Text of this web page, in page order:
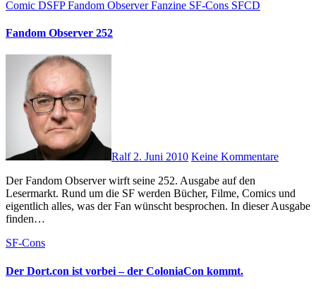
Comic DSFPFandom ObserverFanzine SF-Cons SFCD
Fandom Observer 252
Ralf2. Juni 2010 Keine Kommentare
Der Fandom Observer wirft seine 252. Ausgabe auf den
Lesermarkt. Rund um die SF werden Bücher, Filme, Comics und
eigentlich alles, was der Fan wünscht besprochen. In dieser Ausgabe
finden…
SF-Cons
Der Dort.con ist vorbei – der ColoniaCon kommt.